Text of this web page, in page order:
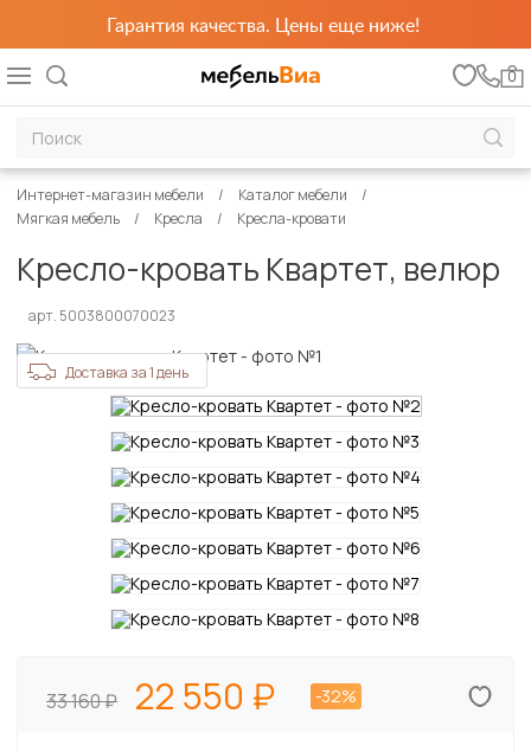
Гарантия качества. Цены еще ниже!
0
Интернет-магазин мебели
Каталог мебели
Мягкая мебель
Кресла Кресла-кровати
Кресло-кровать Квартет, велюр
арт. 5003800070023
Доставка за 1 день
33 160 22 550 -32%